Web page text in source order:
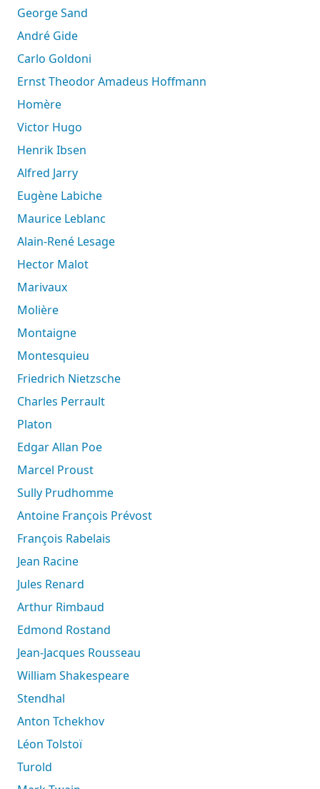
George Sand
André Gide
Carlo Goldoni
Ernst Theodor Amadeus Hoffmann
Homère
Victor Hugo
Henrik Ibsen
Alfred Jarry
Eugène Labiche
Maurice Leblanc
Alain-René Lesage
Hector Malot
Marivaux
Molière
Montaigne
Montesquieu
Friedrich Nietzsche
Charles Perrault
Platon
Edgar Allan Poe
Marcel Proust
Sully Prudhomme
Antoine François Prévost
François Rabelais
Jean Racine
Jules Renard
Arthur Rimbaud
Edmond Rostand
Jean-Jacques Rousseau
William Shakespeare
Stendhal
Anton Tchekhov
Léon Tolstoï
Turold